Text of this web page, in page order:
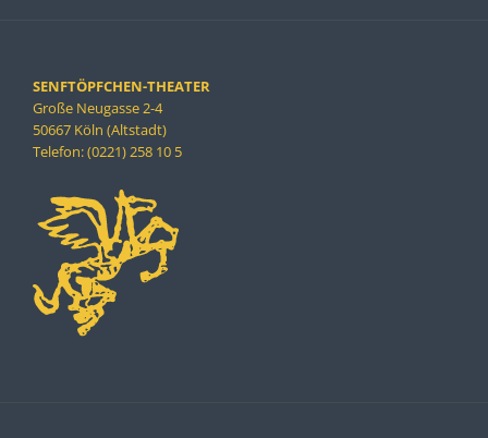
SENFTÖPFCHEN-THEATER
Große Neugasse 2-4
50667 Köln (Altstadt)
Telefon: (0221) 258 10 5